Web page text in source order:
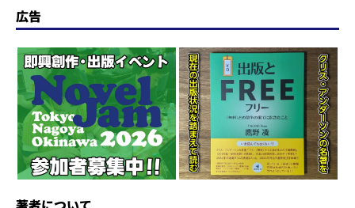
o
d
o
n
s
k
y
e
b
o
o
k
a
d
s
n
a
広告